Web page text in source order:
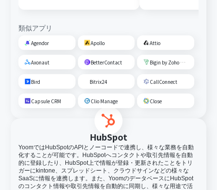
類似アプリ
Agendor Apollo Attio
Axonaut BetterContact Bigin by Zoho CRM
Bird Bitrix24 CallConnect
Capsule CRM Clio Manage Close
HubSpot
YoomではHubSpotのAPIとノーコードで連携し、様々な業務を自動
化することが可能です。HubSpotへコンタクトや取引先情報を自動
的に登録したり、HubSpot上で情報が登録・更新されたことをトリ
ガーにkintone、スプレッドシート、クラウドサインなどの様々な
SaaSに情報を連携します。また、YoomのデータベースにHubSpot
のコンタクト情報や取引先情報を自動的に同期し、様々な用途で活